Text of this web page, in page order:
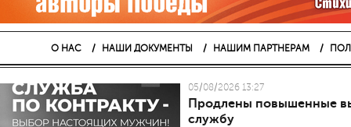
О НАС НАШИ ДОКУМЕНТЫ НАШИМ ПАРТНЕРАМ
05/08/2026 13:27
Продлены повышенные
службу